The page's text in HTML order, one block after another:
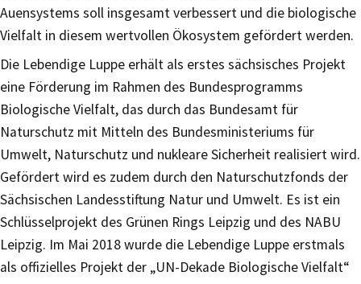
Auensystems soll insgesamt verbessert und die biologische
Vielfalt in diesem wertvollen Ökosystem gefördert werden.
Die Lebendige Luppe erhält als erstes sächsisches Projekt
eine Förderung im Rahmen des Bundesprogramms
Biologische Vielfalt, das durch das Bundesamt für
Naturschutz mit Mitteln des Bundesministeriums für
Umwelt, Naturschutz und nukleare Sicherheit realisiert wird.
Gefördert wird es zudem durch den Naturschutzfonds der
Sächsischen Landesstiftung Natur und Umwelt. Es ist ein
Schlüsselprojekt des Grünen Rings Leipzig und des NABU
Leipzig. Im Mai 2018 wurde die Lebendige Luppe erstmals
als offizielles Projekt der „UN-Dekade Biologische Vielfalt“